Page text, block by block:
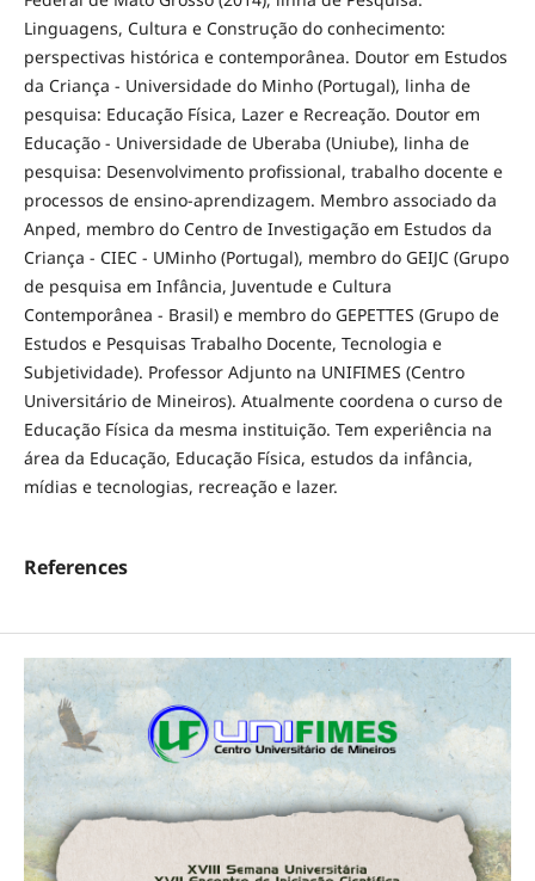
Linguagens, Cultura e Construção do conhecimento:
perspectivas histórica e contemporânea. Doutor em Estudos
da Criança - Universidade do Minho (Portugal), linha de
pesquisa: Educação Física, Lazer e Recreação. Doutor em
Educação - Universidade de Uberaba (Uniube), linha de
pesquisa: Desenvolvimento profissional, trabalho docente e
processos de ensino-aprendizagem. Membro associado da
Anped, membro do Centro de Investigação em Estudos da
Criança - CIEC - UMinho (Portugal), membro do GEIJC (Grupo
de pesquisa em Infância, Juventude e Cultura
Contemporânea - Brasil) e membro do GEPETTES (Grupo de
Estudos e Pesquisas Trabalho Docente, Tecnologia e
Subjetividade). Professor Adjunto na UNIFIMES (Centro
Universitário de Mineiros). Atualmente coordena o curso de
Educação Física da mesma instituição. Tem experiência na
área da Educação, Educação Física, estudos da infância,
mídias e tecnologias, recreação e lazer.
References